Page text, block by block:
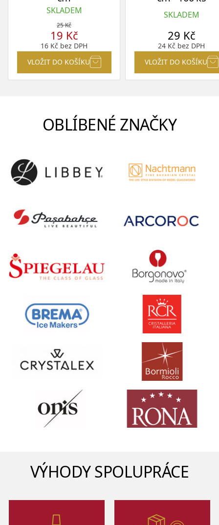
SKLADEM
25Kč
19 Kč
16 Kč bez DPH
VLOŽIT DO KOŠÍKU
SKLADEM
29 Kč
24 Kč bez DPH
VLOŽIT DO KOŠÍKU
OBLÍBENÉ ZNAČKY
VÝHODY SPOLUPRÁCE